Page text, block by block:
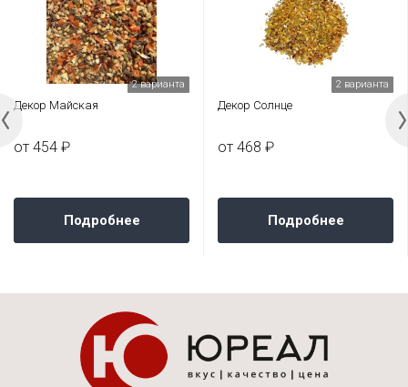
2 варианта
Декор Майская
от 454 ₽
Подробнее
2 варианта
Декор Солнце
от 468 ₽
Подробнее